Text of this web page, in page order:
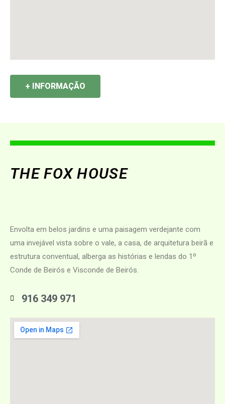
+ INFORMAÇÃO
THE FOX HOUSE
Envolta em belos jardins e uma paisagem verdejante com
uma invejável vista sobre o vale, a casa, de arquitetura beirã e
estrutura conventual, alberga as histórias e lendas do 1º
Conde de Beirós e Visconde de Beirós.
916 349 971